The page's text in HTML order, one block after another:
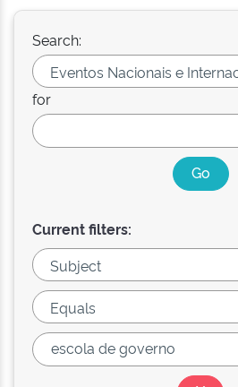
Search:
for
Current filters: